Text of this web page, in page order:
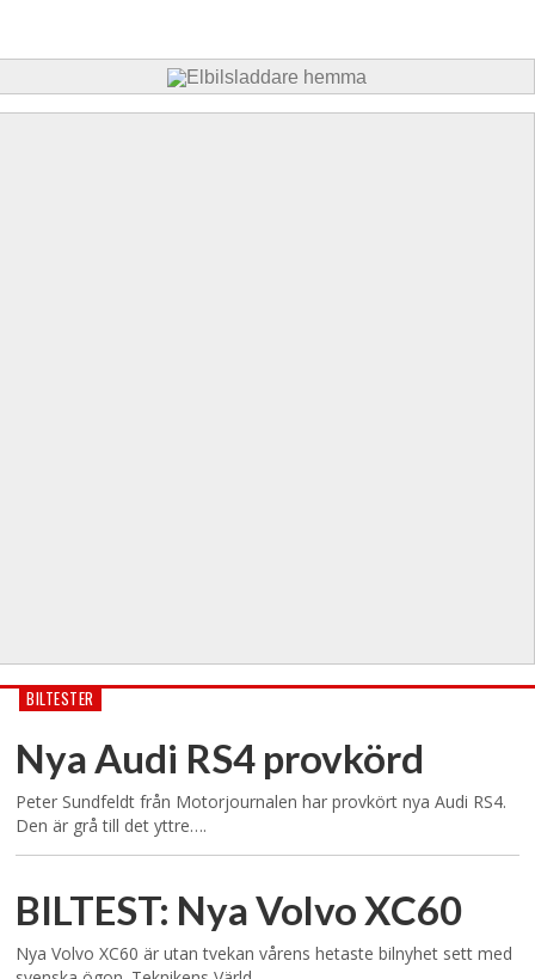
BILTESTER
Nya Audi RS4 provkörd
Peter Sundfeldt från Motorjournalen har provkört nya Audi RS4.
Den är grå till det yttre….
BILTEST: Nya Volvo XC60
Nya Volvo XC60 är utan tvekan vårens hetaste bilnyhet sett med